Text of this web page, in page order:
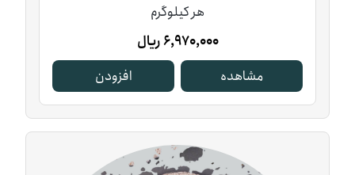
هر کیلوگرم
6,970,000ریال
مشاهده
افزودن